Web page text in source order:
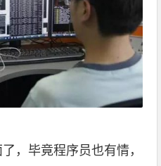
，毕竟程序员也有情，